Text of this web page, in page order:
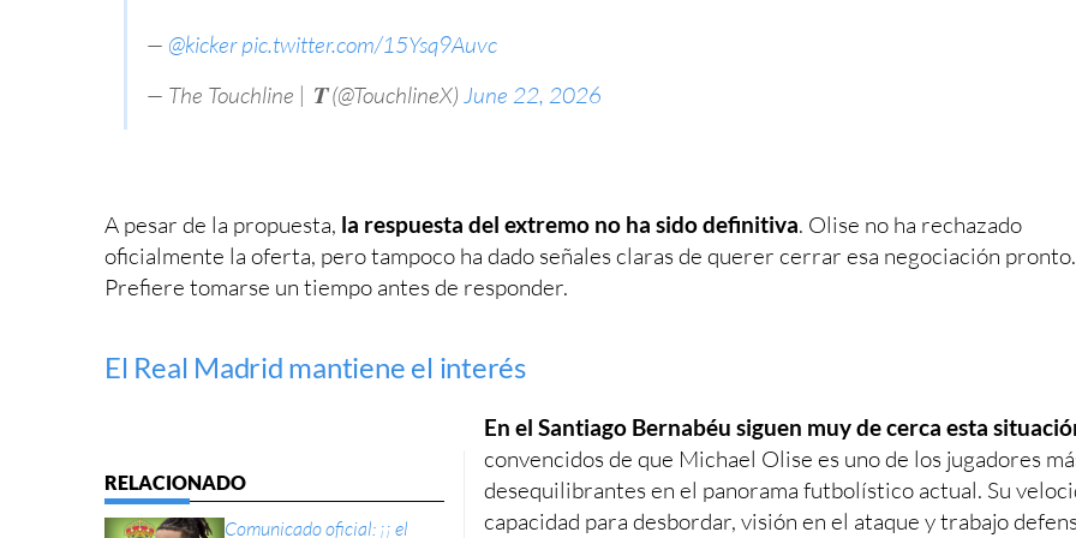
— @kicker pic.twitter.com/15Ysq9Auvc
— The Touchline | 𝐓 (@TouchlineX) June 22, 2026
A pesar de la propuesta, la respuesta del extremo no ha sido definitiva. Olise no ha rechazado
oficialmente la oferta, pero tampoco ha dado señales claras de querer cerrar esa negociación pronto.
Prefiere tomarse un tiempo antes de responder.
El Real Madrid mantiene el interés
Comunicado oficial: ¡¡ el
En el Santiago Bernabéu siguen muy de cerca esta
convencidos de que Michael Olise es uno de los jugadores
desequilibrantes en el panorama futbolístico actual. Su
capacidad para desbordar, visión en el ataque y trabajo